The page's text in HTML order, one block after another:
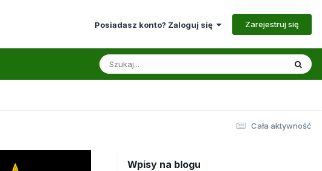
Posiadasz konto? Zaloguj się Zarejestruj się
Cała aktywność
Wpisy na blogu